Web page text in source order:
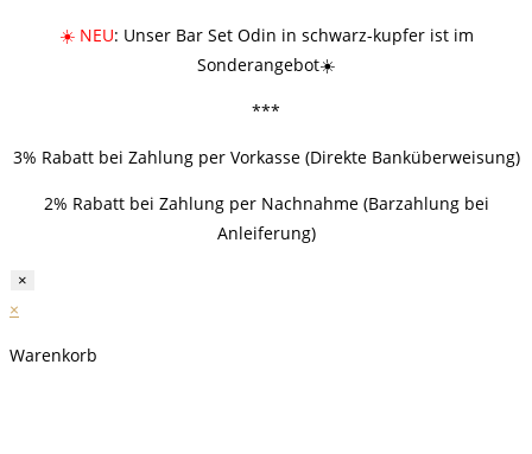
☀️ NEU: Unser Bar Set Odin in schwarz-kupfer ist im
Sonderangebot☀️
***
3% Rabatt bei Zahlung per Vorkasse (Direkte Banküberweisung)
2% Rabatt bei Zahlung per Nachnahme (Barzahlung bei
Anleiferung)
×
×
Warenkorb